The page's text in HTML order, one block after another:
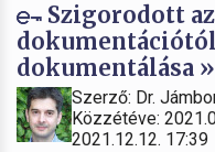
Szigorodott
dokumentálása »
Szerző: Dr.
Közzétéve:
2021.12.12. 17:39